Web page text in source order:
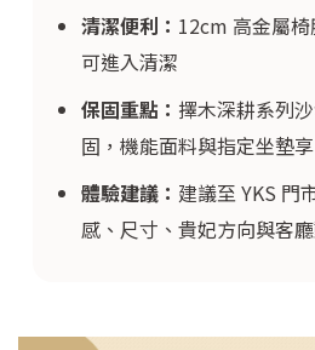
清潔便利： 12cm 高金屬
可進入清潔
保固重點： 擇木深耕系列
固，機能面料與指定坐墊
體驗建議： 建議至 YKS 門
感、尺寸、貴妃方向與客